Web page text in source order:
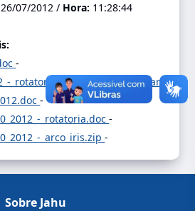
26/07/2012 / Hora: 11:28:44
-
_rotatoria_frederico_ozanan.rar -
-
_rotatoria.doc-
_arco_iris.zip-
Sobre Jahu